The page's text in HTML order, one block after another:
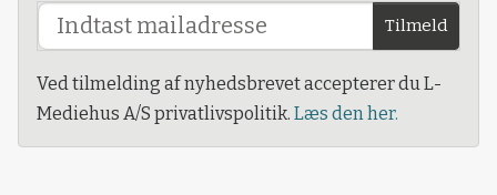
Tilmeld
Ved tilmelding af nyhedsbrevet accepterer du L-
Mediehus A/S privatlivspolitik. Læs den her.